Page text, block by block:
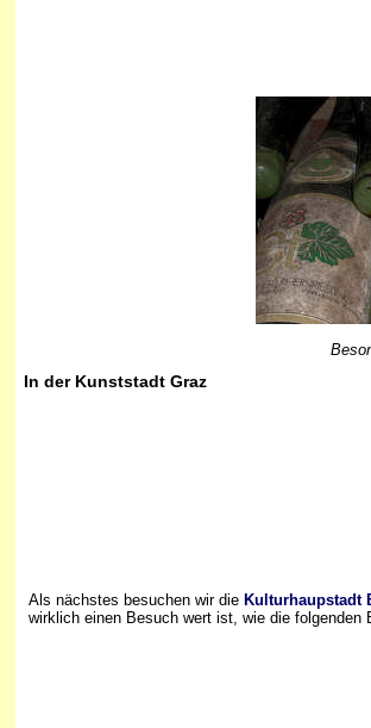
In der Kunststadt Graz
Als nächstes besuchen wir die Kulturhaupstadt
wirklich einen Besuch wert ist, wie die folgenden